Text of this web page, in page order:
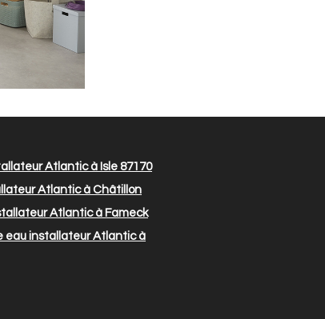
Atlantic à Isle 87170
Atlantic à Châtillon
Atlantic à Fameck
eau installateur Atlantic à